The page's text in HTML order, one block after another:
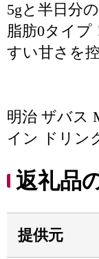
5gと半日分
脂肪0タイプ
すい甘さを
明治 ザバス
イン ドリン
返礼品
提供元